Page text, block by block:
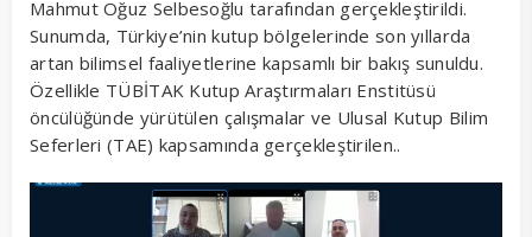
Mahmut Oğuz Selbesoğlu tarafından gerçekleştirildi.
Sunumda, Türkiye’nin kutup bölgelerinde son yıllarda
artan bilimsel faaliyetlerine kapsamlı bir bakış sunuldu.
Özellikle TÜBİTAK Kutup Araştırmaları Enstitüsü
öncülüğünde yürütülen çalışmalar ve Ulusal Kutup Bilim
Seferleri (TAE) kapsamında gerçekleştirilen..